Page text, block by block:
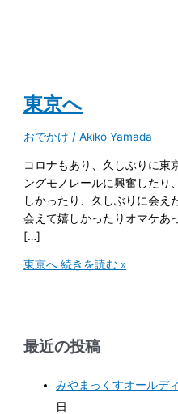
東京へ
おでかけ /Akiko Yamada
コロナもあり、久しぶりに東
ングモノレールに興奮したり
しかったり、久しぶりに会え
会えて嬉しかったりオマケあ
[…]
東京へ 続きを読む »
最近の投稿
みやまっくすオールデ
日